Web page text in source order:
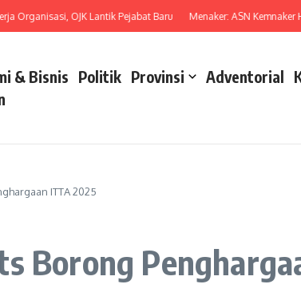
OJK Lantik Pejabat Baru Menaker: ASN Kemnaker
& Bisnis Politik Provinsi Adventorial
ITTA 2025
Borong